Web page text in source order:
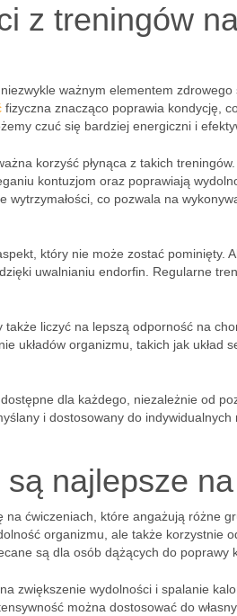
z treningów
ważnym elementem
fizyczna znacząco poprawia kondycję,
czuć się bardziej energiczni i
korzyść płynąca z takich
kontuzjom oraz poprawiają
wytrzymałości, co pozwala na
który nie może zostać pominięty.
uwalnianiu endorfin. Regularne
liczyć na lepszą odporność na
układów organizmu, takich jak układ
dla każdego, niezależnie od
i dostosowany do
najlepsze
na ćwiczeniach, które angażują różne
organizmu, ale także korzystnie
są dla osób dążących do poprawy
zwiększenie wydolności i spalanie
można dostosować do